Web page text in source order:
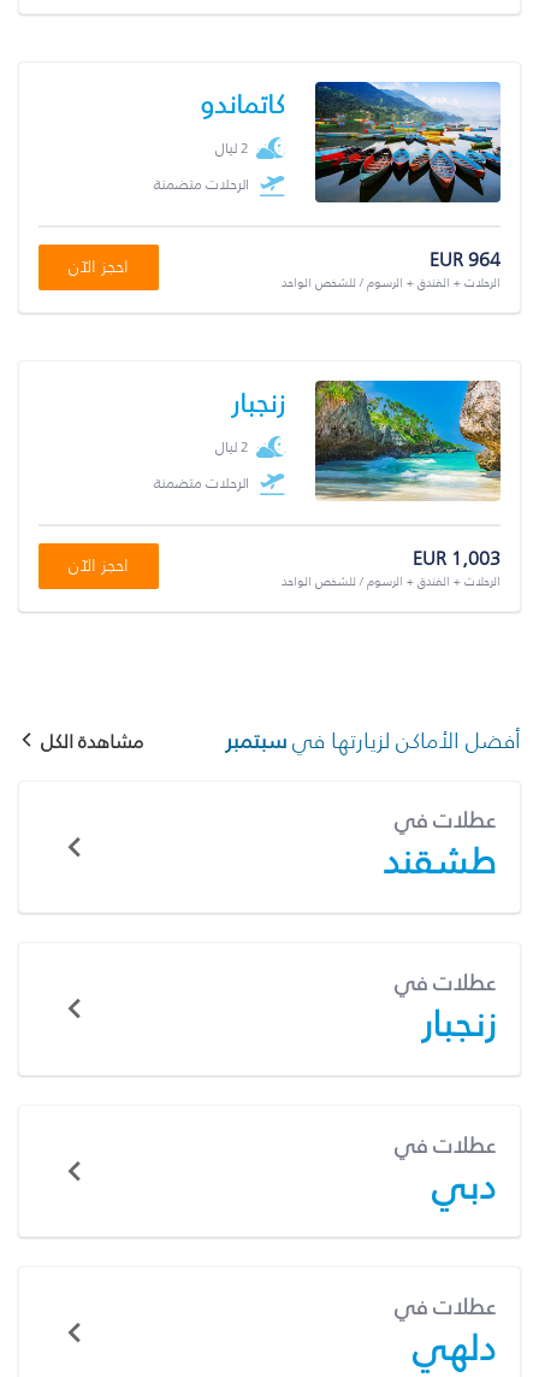
كاتماندو
2 ليال
الرحلات متضمنة
EUR 964
الرحلات + الفندق + الرسوم / للشخص الواحد
احجز الآن
زنجبار
2 ليال
الرحلات متضمنة
EUR 1,003
الرحلات + الفندق + الرسوم / للشخص الواحد
احجز الآن
أفضل الأماكن لزيارتها فيسبتمبر مشاهدة الكل
عطلات في
طشقند
عطلات في
زنجبار
عطلات في
دبي
عطلات في
دلهي